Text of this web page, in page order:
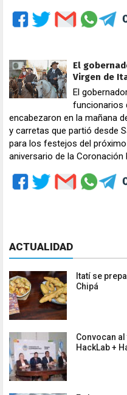
El
Virgen de
El
funcionarios
encabezaron en la mañana
y carretas que partió desde
para los festejos del
aniversario de la Coronación
ACTUALIDAD
Itatí se
Chipá
Convocan
HackLab +